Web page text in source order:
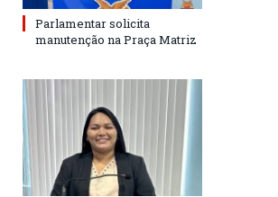
Parlamentar solicita
manutenção na Praça Matriz